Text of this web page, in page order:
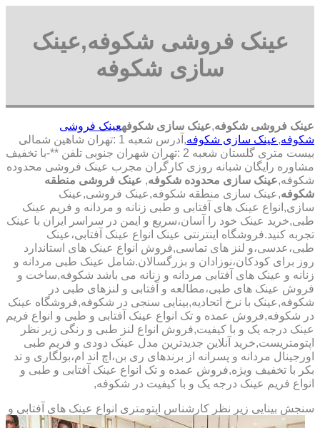
عینک فروشی شکوفه,عینک
سازی شکوفه
عینک فروشی شکوفه,عینک سازی شکوفهعینک فروشی
شکوفه,عینک سازی شکوفه
,آدرس شعبه 1 :تهران شاهین شمالی
بیست متری گلستان شعبه 2 :تهران شهران جنوبی تلفن **-با تخفیف
مشاوره رایگان شبانه روزی کارگران مجرب عینک فروشی محدوده
شکوفه,عینک سازی محدوده شکوفه, عینک فروشی منطقه
شکوفه,عینک سازی منطقه شکوفه,عینک فروشی,عینک
سازی,انواع عینک های آفتابی و طبی زنانه و مردانه و فریم عینک
طبی,خرید عینک خود را آسان،سریع و ایمن در سراسر ایران با عینک
تجربه کنید.فروشگاه اینترنتی عینک انواع عینک آفتابی،عینک
طبی،عدسی،و لنز های تماسی,فروش انواع عینک های استاندارد
روز برای کودکان،نوزادان و بزرگسالان.شامل عینک طبی مردانه و
زنانه و عینک های آفتابی مردانه و زنانه می باشد شکوفه,ساخت و
فروش عینک های طبی،مطالعه و آفتابی و لنزهای طبی در
شکوفه,عینک با نرخ اتحادیه,بینایی سنجی در شکوفه,فروشگاه عینک
در شکوفه,فروش عمده و تک انواع عینک آفتابی و طبی و انواع فریم
عینک درجه یک و با کیفیت,فروش انواع لنز طبی و رنگی زیر نظر
اپتومتریست,خرید آنلاین جدیدترین مدل عینک دودی و فریم طبی
اورجینال مردانه و پسرانه از برندهای ری بن،اچ اند ام،بولگاری و تد
بکر با تخفیف ویژه,فروش عمده و تک انواع عینک آفتابی و طبی و
انواع فریم عینک درجه یک و با کیفیت در شکوفه,
سنجش بینایی زیر نظر کارشناس اپتومتری انواع عینک های آفتابی و